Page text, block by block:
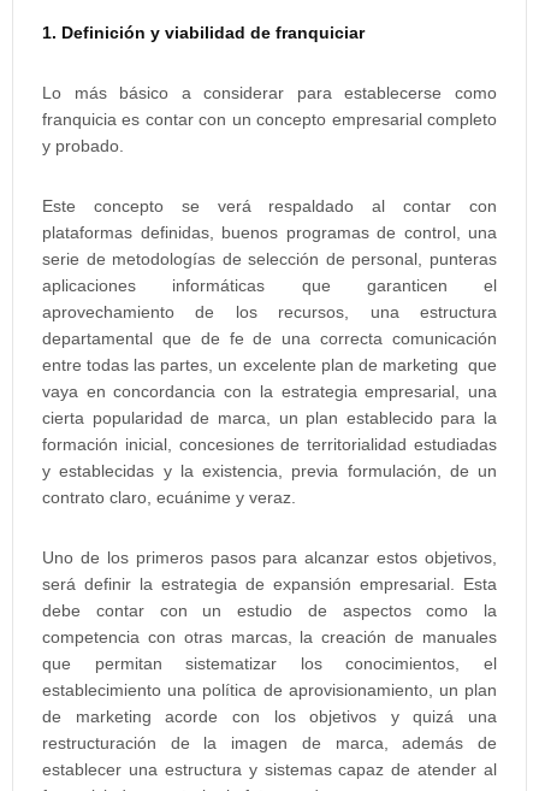
1. Definición y viabilidad de franquiciar
Lo más básico a considerar para establecerse como
franquicia es contar con un concepto empresarial completo
y probado.
Este concepto se verá respaldado al contar con
plataformas definidas, buenos programas de control, una
serie de metodologías de selección de personal, punteras
aplicaciones informáticas que garanticen el
aprovechamiento de los recursos, una estructura
departamental que de fe de una correcta comunicación
entre todas las partes, un excelente plan de marketing que
vaya en concordancia con la estrategia empresarial, una
cierta popularidad de marca, un plan establecido para la
formación inicial, concesiones de territorialidad estudiadas
y establecidas y la existencia, previa formulación, de un
contrato claro, ecuánime y veraz.
Uno de los primeros pasos para alcanzar estos objetivos,
será definir la estrategia de expansión empresarial. Esta
debe contar con un estudio de aspectos como la
competencia con otras marcas, la creación de manuales
que permitan sistematizar los conocimientos, el
establecimiento una política de aprovisionamiento, un plan
de marketing acorde con los objetivos y quizá una
restructuración de la imagen de marca, además de
establecer una estructura y sistemas capaz de atender al